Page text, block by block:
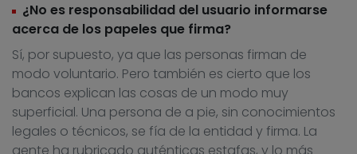
¿No es responsabilidad del usuario informarse
acerca de los papeles que firma?
Sí, por supuesto, ya que las personas firman de
modo voluntario. Pero también es cierto que los
bancos explican las cosas de un modo muy
superficial. Una persona de a pie, sin conocimientos
legales o técnicos, se fía de la entidad y firma. La